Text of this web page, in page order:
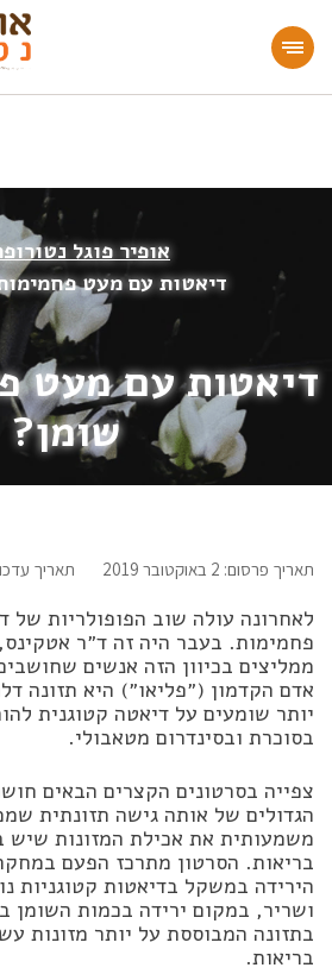
מעוניינים להעמיק או
הצטרפו
אופיר פוגל
דיאטות עם מעט
דיאטות עם מעט
שומן?
תאריך פרסום: 2 באוקטובר 2019 תאריך עדכון: 27 ביולי
לאחרונה עולה שוב הפופולריות של
פחמימות. בעבר היה זה ד״ר
ממליצים בכיוון הזה אנשים
אדם הקדמון (״פליאו״) היא תזונה
יותר שומעים על דיאטה קטוגנית
בסוכרת ובסינדרום מטאבולי.
צפייה בסרטונים הקצרים הבאים
הגדולים של אותה גישה תזונתית
משמעותית את אכילת המזונות שיש
בריאות. הסרטון מתרכז הפעם
הירידה במשקל בדיאטות קטוגניות
ושריר, במקום ירידה בכמות השומן
בתזונה המבוססת על יותר מזונות
בריאות.